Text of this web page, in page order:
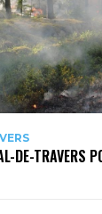
DE-TRAVERS